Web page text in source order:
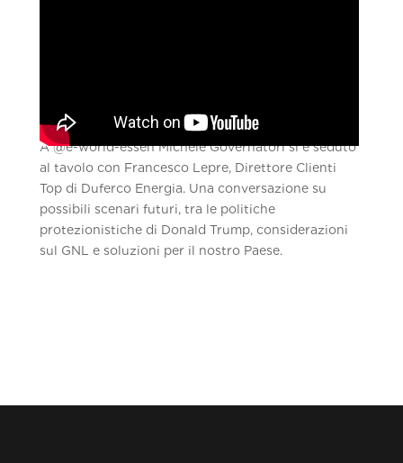
A ‪@e-world-essen‬ Michele Governatori si è seduto
al tavolo con Francesco Lepre, Direttore Clienti
Top di Duferco Energia. Una conversazione su
possibili scenari futuri, tra le politiche
protezionistiche di Donald Trump, considerazioni
sul GNL e soluzioni per il nostro Paese.